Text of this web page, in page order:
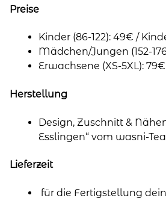
Preise
Kinder (86-122): 49€ /
Mädchen/Jungen (152-
Erwachsene (XS-5XL): 79€
Herstellung
Design, Zuschnitt &
Esslingen“ vom wasni-
Lieferzeit
für die Fertigstellung